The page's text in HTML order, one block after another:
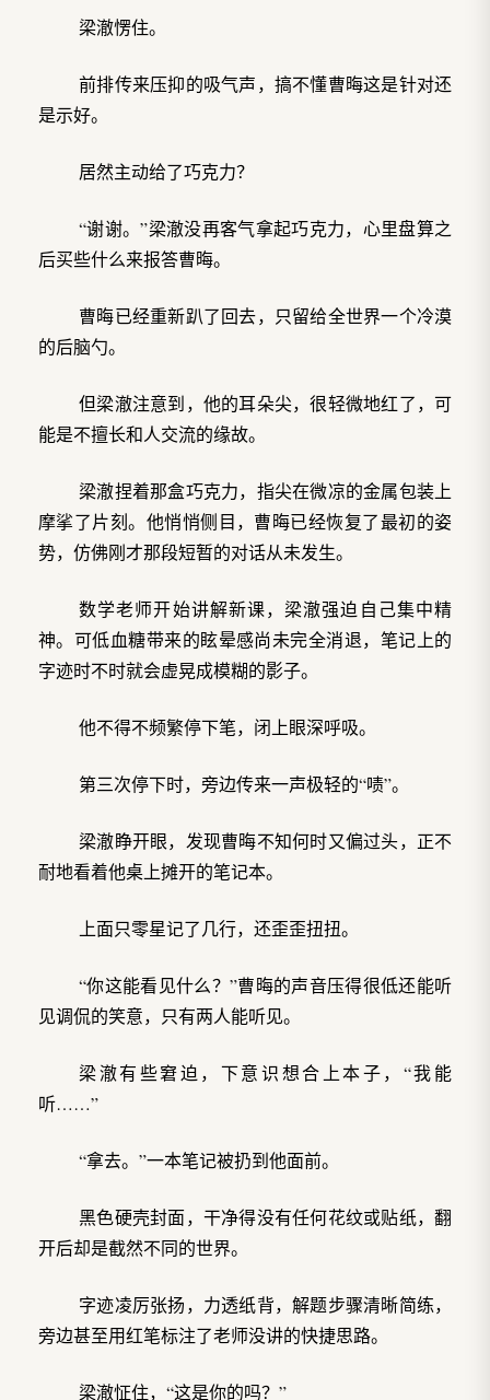
梁澈愣住。
前排传来压抑的吸气声，搞不懂曹晦这是针对还
是示好。
居然主动给了巧克力？
“谢谢。”梁澈没再客气拿起巧克力，心里盘算之
后买些什么来报答曹晦。
曹晦已经重新趴了回去，只留给全世界一个冷漠
的后脑勺。
但梁澈注意到，他的耳朵尖，很轻微地红了，可
能是不擅长和人交流的缘故。
梁澈捏着那盒巧克力，指尖在微凉的金属包装上
摩挲了片刻。他悄悄侧目，曹晦已经恢复了最初的姿
势，仿佛刚才那段短暂的对话从未发生。
数学老师开始讲解新课，梁澈强迫自己集中精
神。可低血糖带来的眩晕感尚未完全消退，笔记上的
字迹时不时就会虚晃成模糊的影子。
他不得不频繁停下笔，闭上眼深呼吸。
第三次停下时，旁边传来一声极轻的“啧”。
梁澈睁开眼，发现曹晦不知何时又偏过头，正不
耐地看着他桌上摊开的笔记本。
上面只零星记了几行，还歪歪扭扭。
“你这能看见什么？”曹晦的声音压得很低还能听
见调侃的笑意，只有两人能听见。
梁澈有些窘迫，下意识想合上本子，“我能
听……”
“拿去。”一本笔记被扔到他面前。
黑色硬壳封面，干净得没有任何花纹或贴纸，翻
开后却是截然不同的世界。
字迹凌厉张扬，力透纸背，解题步骤清晰简练，
旁边甚至用红笔标注了老师没讲的快捷思路。
梁澈怔住，“这是你的吗？”